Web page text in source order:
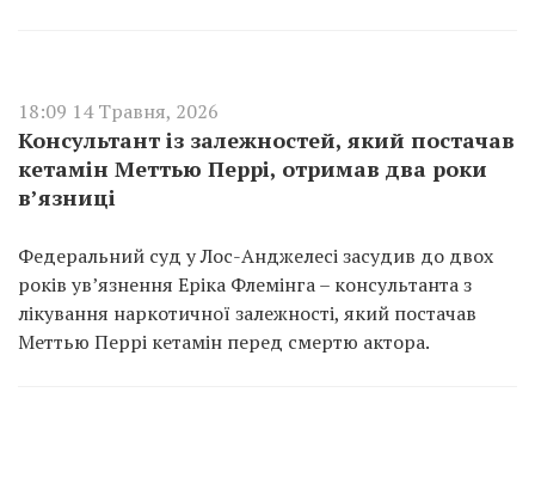
18:09 14 Травня, 2026
Консультант із залежностей, який постачав
кетамін Меттью Перрі, отримав два роки
в’язниці
Федеральний суд у Лос-Анджелесі засудив до двох
років ув’язнення Еріка Флемінга – консультанта з
лікування наркотичної залежності, який постачав
Меттью Перрі кетамін перед смертю актора.